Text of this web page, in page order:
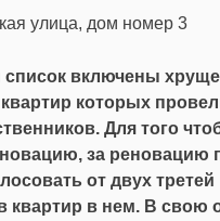
улица, дом номер 3
включены
которых
Для того
за реновацию
от двух третей
квартир в нем. В свою